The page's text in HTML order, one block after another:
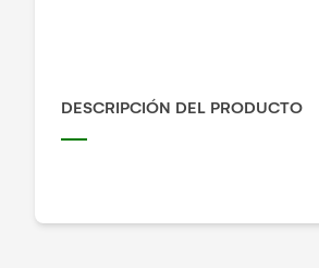
DESCRIPCIÓN DEL PRODUCTO